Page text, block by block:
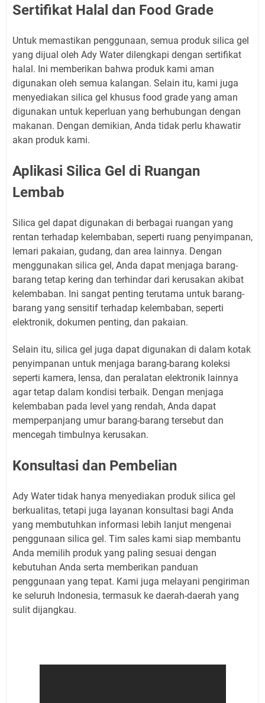
Sertifikat Halal dan Food Grade
Untuk memastikan penggunaan, semua produk silica gel
yang dijual oleh Ady Water dilengkapi dengan sertifikat
halal. Ini memberikan bahwa produk kami aman
digunakan oleh semua kalangan. Selain itu, kami juga
menyediakan silica gel khusus food grade yang aman
digunakan untuk keperluan yang berhubungan dengan
makanan. Dengan demikian, Anda tidak perlu khawatir
akan produk kami.
Aplikasi Silica Gel di Ruangan
Lembab
Silica gel dapat digunakan di berbagai ruangan yang
rentan terhadap kelembaban, seperti ruang penyimpanan,
lemari pakaian, gudang, dan area lainnya. Dengan
menggunakan silica gel, Anda dapat menjaga barang-
barang tetap kering dan terhindar dari kerusakan akibat
kelembaban. Ini sangat penting terutama untuk barang-
barang yang sensitif terhadap kelembaban, seperti
elektronik, dokumen penting, dan pakaian.
Selain itu, silica gel juga dapat digunakan di dalam kotak
penyimpanan untuk menjaga barang-barang koleksi
seperti kamera, lensa, dan peralatan elektronik lainnya
agar tetap dalam kondisi terbaik. Dengan menjaga
kelembaban pada level yang rendah, Anda dapat
memperpanjang umur barang-barang tersebut dan
mencegah timbulnya kerusakan.
Konsultasi dan Pembelian
Ady Water tidak hanya menyediakan produk silica gel
berkualitas, tetapi juga layanan konsultasi bagi Anda
yang membutuhkan informasi lebih lanjut mengenai
penggunaan silica gel. Tim sales kami siap membantu
Anda memilih produk yang paling sesuai dengan
kebutuhan Anda serta memberikan panduan
penggunaan yang tepat. Kami juga melayani pengiriman
ke seluruh Indonesia, termasuk ke daerah-daerah yang
sulit dijangkau.